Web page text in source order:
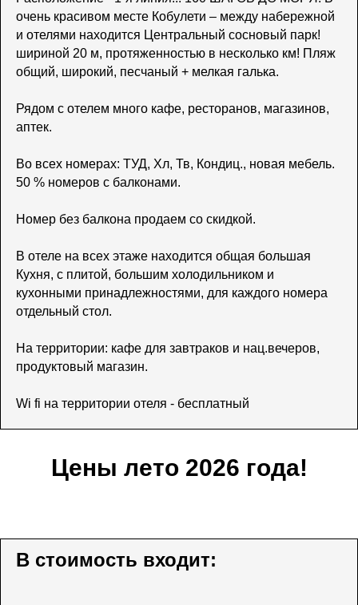
очень красивом месте Кобулети – между набережной
и отелями находится Центральный сосновый парк!
шириной 20 м, протяженностью в несколько км! Пляж
общий, широкий, песчаный + мелкая галька.
Рядом с отелем много кафе, ресторанов, магазинов,
аптек.
Во всех номерах: ТУД, Хл, Тв, Кондиц., новая мебель.
50 % номеров с балконами.
Номер без балкона продаем со скидкой.
В отеле на всех этаже находится общая большая
Кухня, с плитой, большим холодильником и
кухонными принадлежностями, для каждого номера
отдельный стол.
На территории: кафе для завтраков и нац.вечеров,
продуктовый магазин.
Wi fi на территории отеля - бесплатный
Цены лето 2026 года!
В стоимость входит: